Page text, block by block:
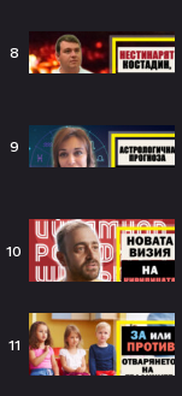
8
9
10
11